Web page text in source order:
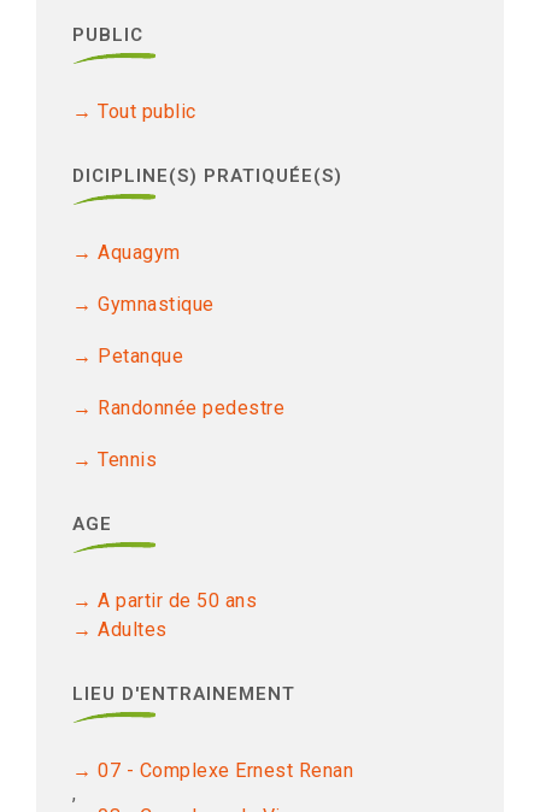
PUBLIC
Tout public
DICIPLINE(S) PRATIQUÉE(S)
Aquagym
Gymnastique
Petanque
Randonnée pedestre
Tennis
AGE
A partir de 50 ans
Adultes
LIEU D'ENTRAINEMENT
07 - Complexe Ernest Renan
,